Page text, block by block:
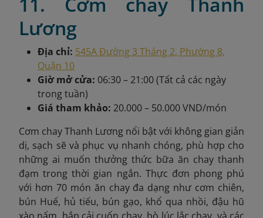
Lương
Địa chỉ: 545A Đường 3 Tháng 2, Phường 8,
Quận 10
Giờ mở cửa: 06:30 – 21:00 (Tất cả các ngày
trong tuần)
Giá tham khảo: 20.000 – 50.000 VND/món
Cơm chay Thanh Lương nổi bật với không gian giản
dị, sạch sẽ và phục vụ nhanh chóng, phù hợp cho
những ai muốn thưởng thức bữa ăn chay thanh
đạm trong thời gian ngắn. Thực đơn phong phú
với hơn 70 món ăn chay đa dạng như cơm chiên,
bún Huế, hủ tiếu, bún gạo, khổ qua nhồi, đậu hũ